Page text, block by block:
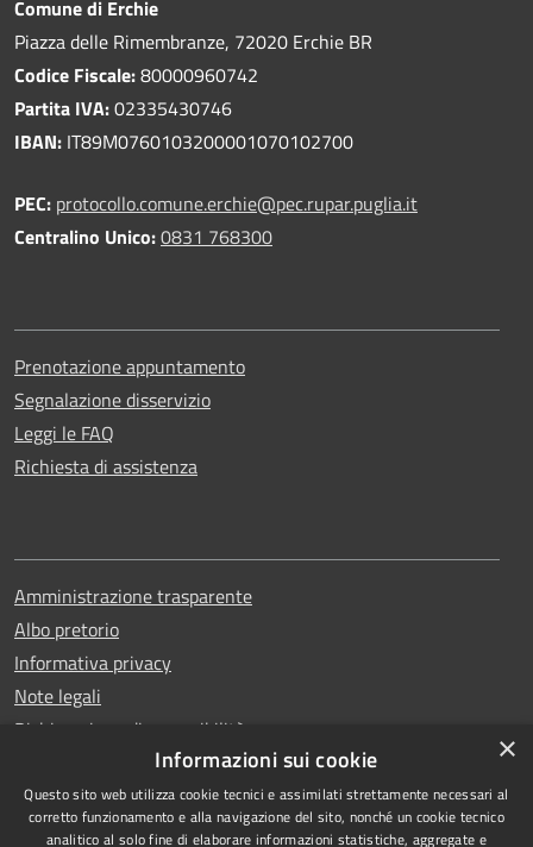
Comune di Erchie
Piazza delle Rimembranze, 72020 Erchie BR
Codice Fiscale:80000960742
Partita IVA:02335430746
IBAN: IT89M0760103200001070102700
PEC: protocollo.comune.erchie@pec.rupar.puglia.it
Centralino Unico:0831 768300
Prenotazione appuntamento
Segnalazione disservizio
Leggi le FAQ
Richiesta di assistenza
Amministrazione trasparente
Albo pretorio
Informativa privacy
Note legali
Dichiarazione di accessibilità
×
Informazioni sui cookie
Questo sito web utilizza cookie tecnici e assimilati strettamente necessari al
corretto funzionamento e alla navigazione del sito, nonché un cookie tecnico
analitico al solo fine di elaborare informazioni statistiche, aggregate e